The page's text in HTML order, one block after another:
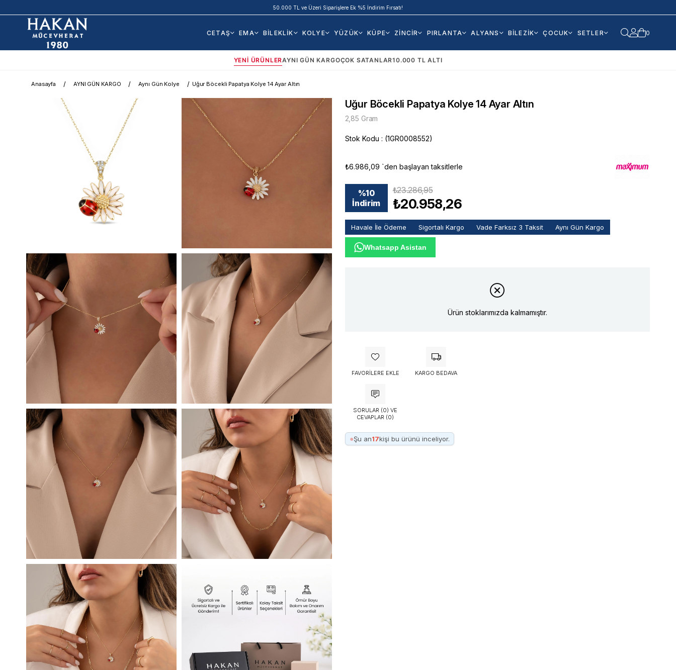
50.000 TL ve Üzeri Siparişlere Ek %5 İndirim Fırsatı!
CETAŞ EMA BİLEKLİK KOLYE YÜZÜK KÜPE ZİNCİR PIRLANTA ALYANS BİLEZİK ÇOCUK SETLER 0
YENI ÜRÜNLERAYNI GÜN KARGOÇOK SATANLAR10.000 TL ALTI
Anasayfa AYNI GÜN KARGO Aynı Gün Kolye Uğur Böcekli Papatya Kolye 14 Ayar Altın
Uğur Böcekli Papatya Kolye 14 Ayar Altın
2,85 Gram
Stok Kodu (1GR0008552)
₺6.986,09 `den başlayan taksitlerle
%10
İndirim
₺23.286,95
₺20.958,26
Havale İle Ödeme Sigortalı Kargo Vade Farksız 3 Taksit Aynı Gün Kargo
Whatsapp Asistan
Ürün stoklarımızda kalmamıştır.
FAVORILERE EKLE KARGO BEDAVA
SORULAR (0) VE
CEVAPLAR (0)
●Şu an17kişi bu ürünü inceliyor.